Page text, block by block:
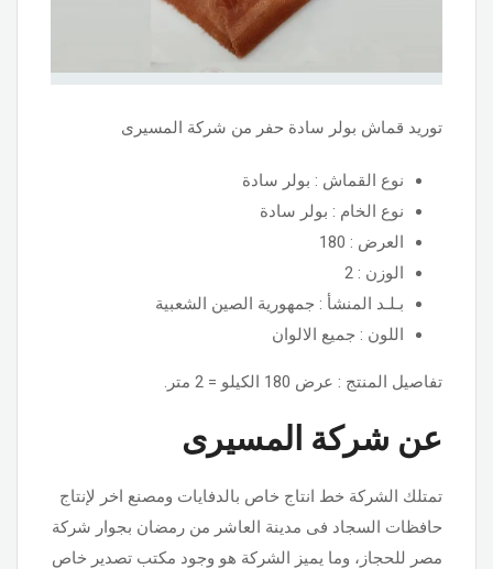
توريد قماش بولر سادة حفر من شركة المسيرى
نوع القماش : بولر سادة
نوع الخام : بولر سادة
العرض : 180
الوزن : 2
بـلـد المنشأ : جمهورية الصين الشعبية
اللون : جميع الالوان
تفاصيل المنتج : عرض 180 الكيلو = 2 متر.
عن شركة المسيرى
تمتلك الشركة خط انتاج خاص بالدفايات ومصنع اخر لإنتاج
حافظات السجاد فى مدينة العاشر من رمضان بجوار شركة
مصر للحجاز، وما يميز الشركة هو وجود مكتب تصدير خاص